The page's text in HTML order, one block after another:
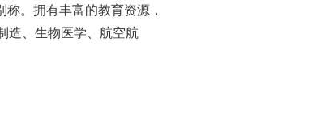
称。拥有丰富的教育资源，
造、生物医学、航空航